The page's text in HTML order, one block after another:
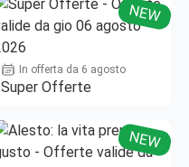
NEW
In offerta da 6 agosto
Super Offerte
NEW